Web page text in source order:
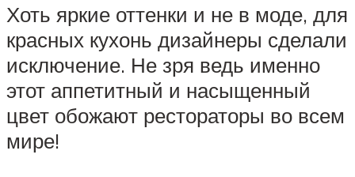
Хоть яркие оттенки и не в моде, для
красных кухонь дизайнеры сделали
исключение. Не зря ведь именно
этот аппетитный и насыщенный
цвет обожают рестораторы во всем
мире!